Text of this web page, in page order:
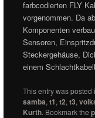
farbcodierten FLY
vorgenommen. Da
Komponenten
Sensoren,
Steckergehäuse,
einem
This entry was posted
samba,t1,t2,t3,
Kurth. Bookmark the